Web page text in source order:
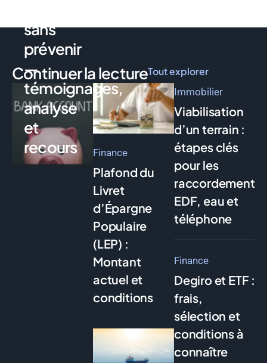
Continuer la lectureTout explorer
sans
prévenir
—
témoignages,
analyse
et
recours
Finance
Plafond du
Livret
d’Épargne
Populaire
(LEP) :
Montant
actuel et
conditions
Immobilier
Viabilisation
d’un terrain :
étapes clés
pour les
raccordements
EDF, eau et
téléphone
Finance
Degiro et ETF :
frais,
sélection et
conditions à
connaître